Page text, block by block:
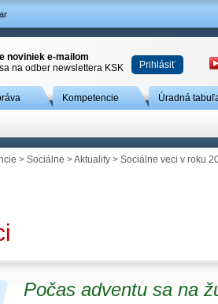
noviniek e-mailom
na odber newslettera KSK
Prihlásiť
Kompetencie Úradná
> Sociálne >Aktuality > Sociálne veci v roku
Počas adventu sa na